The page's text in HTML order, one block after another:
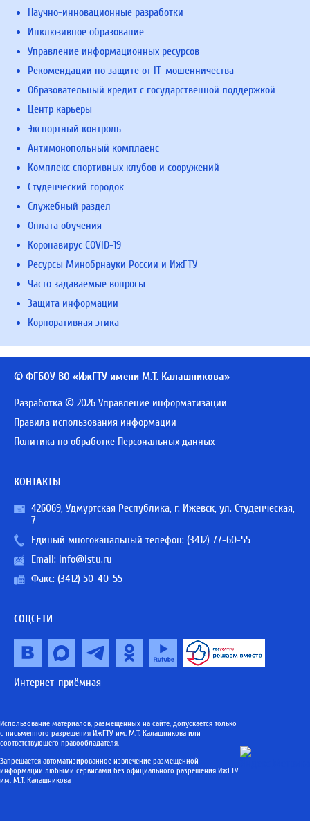
Научно-инновационные разработки
Инклюзивное образование
Управление информационных ресурсов
Рекомендации по защите от IT-мошенничества
Образовательный кредит с государственной поддержкой
Центр карьеры
Экспортный контроль
Антимонопольный комплаенс
Комплекс спортивных клубов и сооружений
Студенческий городок
Служебный раздел
Оплата обучения
Коронавирус COVID-19
Ресурсы Минобрнауки России и ИжГТУ
Часто задаваемые вопросы
Защита информации
Корпоративная этика
© ФГБОУ ВО «ИжГТУ имени М.Т. Калашникова»
Разработка © 2026 Управление информатизации
Правила использования информации
Политика по обработке Персональных данных
КОНТАКТЫ
426069, Удмуртская Республика, г. Ижевск, ул. Студенческая,
7
Единый многоканальный телефон: (3412) 77-60-55
Email: info@istu.ru
Факс: (3412) 50-40-55
СОЦСЕТИ
Интернет-приёмная
Использование материалов, размещенных на сайте, допускается только
с письменного разрешения ИжГТУ им. М.Т. Калашникова или
соответствующего правообладателя.
Запрещается автоматизированное извлечение размещенной
информации любыми сервисами без официального разрешения ИжГТУ
им. М.Т. Калашникова